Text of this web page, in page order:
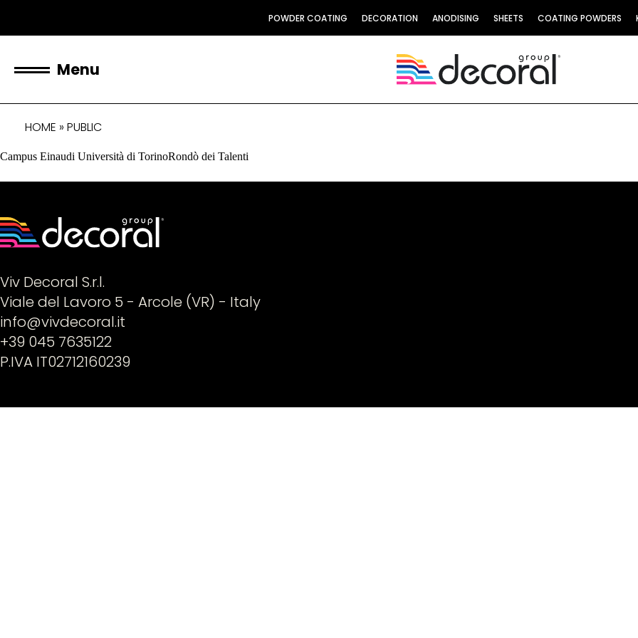
POWDER COATING DECORATION ANODISING SHEETS COATING POWDERS
Menu
HOME » PUBLIC
Campus Einaudi Università di TorinoRondò dei Talenti
Viv Decoral S.r.l.
Viale del Lavoro 5 - Arcole (VR) - Italy
info@vivdecoral.it
+39 045 7635122
P.IVA IT02712160239